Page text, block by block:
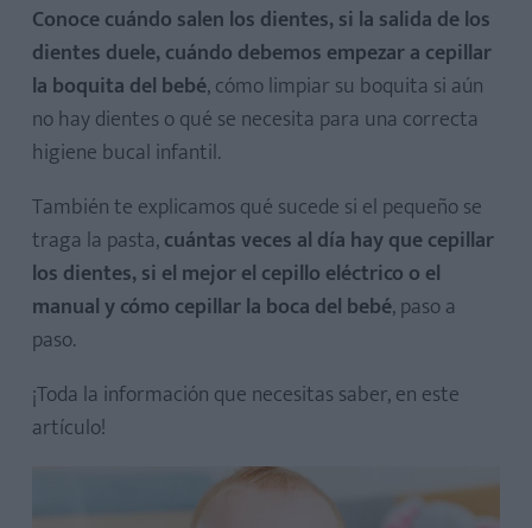
Conoce cuándo salen los dientes, si la salida de los
dientes duele, cuándo debemos empezar a cepillar
la boquita del bebé, cómo limpiar su boquita si aún
no hay dientes o qué se necesita para una correcta
higiene bucal infantil.
También te explicamos qué sucede si el pequeño se
traga la pasta,cuántas veces al día hay que cepillar
los dientes, si el mejor el cepillo eléctrico o el
manual y cómo cepillar la boca del bebé, paso a
paso.
¡Toda la información que necesitas saber, en este
artículo!